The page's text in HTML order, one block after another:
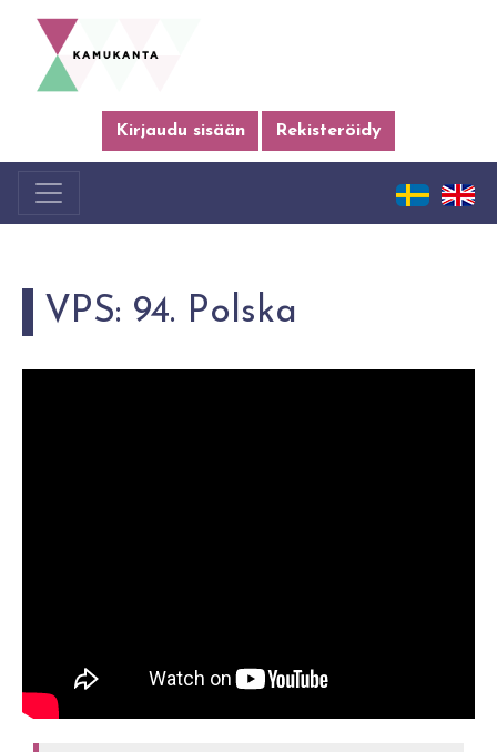
Kirjaudu sisään Rekisteröidy
VPS: 94. Polska